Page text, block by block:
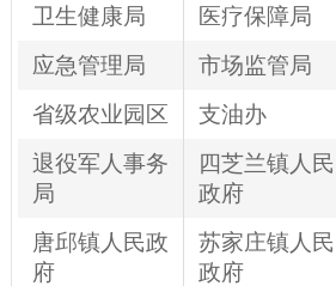
卫生健康局 医疗保障局
应急管理局
市场监管局
省级农业园区
支油办
退役军人事务
局
四芝兰镇人民
政府
唐邱镇人民政
府
苏家庄镇人民
政府